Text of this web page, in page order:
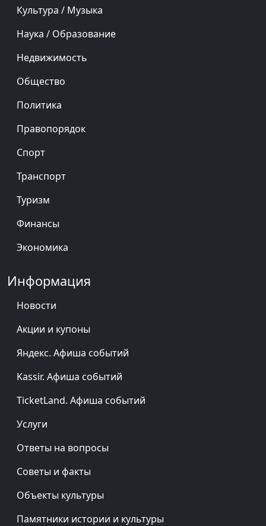
Культура / Музыка
Наука / Образование
Недвижимость
Общество
Политика
Правопорядок
Спорт
Транспорт
Туризм
Финансы
Экономика
Информация
Новости
Акции и купоны
Яндекс. Афиша событий
Kassir. Афиша событий
TicketLand. Афиша событий
Услуги
Ответы на вопросы
Советы и факты
Объекты культуры
Памятники истории и культуры